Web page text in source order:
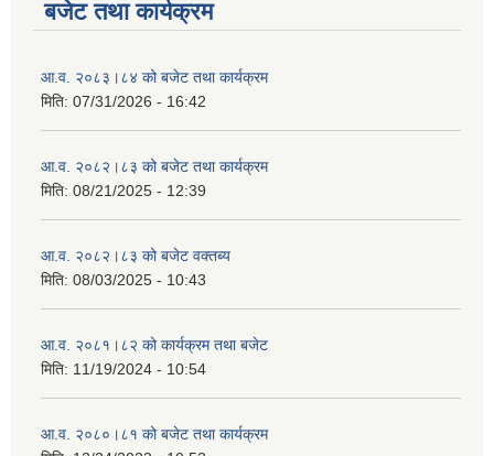
बजेट तथा कार्यक्रम
आ.व. २०८३।८४ को बजेट तथा कार्यक्रम
मिति: 07/31/2026 - 16:42
आ.व. २०८२।८३ को बजेट तथा कार्यक्रम
मिति: 08/21/2025 - 12:39
आ.व. २०८२।८३ को बजेट वक्तब्य
मिति: 08/03/2025 - 10:43
आ.व. २०८१।८२ को कार्यक्रम तथा बजेट
मिति: 11/19/2024 - 10:54
आ.व. २०८०।८१ को बजेट तथा कार्यक्रम